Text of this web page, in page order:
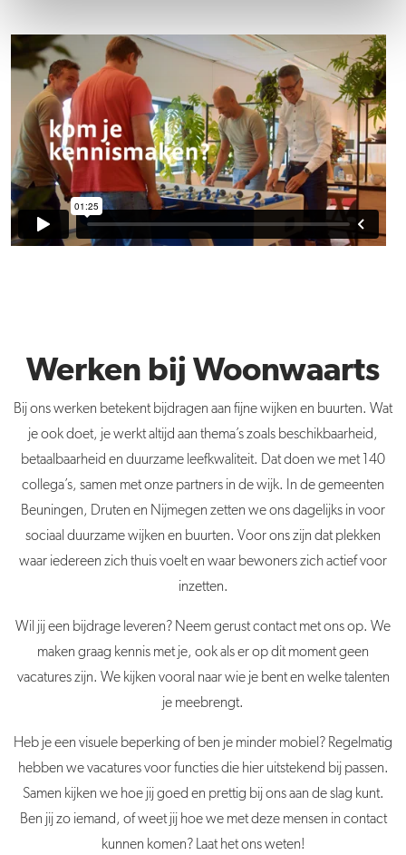
Werken bij Woonwaarts
Bij ons werken betekent bijdragen aan fijne wijken en buurten. Wat
je ook doet, je werkt altijd aan thema’s zoals beschikbaarheid,
betaalbaarheid en duurzame leefkwaliteit. Dat doen we met 140
collega’s, samen met onze partners in de wijk. In de gemeenten
Beuningen, Druten en Nijmegen zetten we ons dagelijks in voor
sociaal duurzame wijken en buurten. Voor ons zijn dat plekken
waar iedereen zich thuis voelt en waar bewoners zich actief voor
inzetten.
Wil jij een bijdrage leveren? Neem gerust contact met ons op. We
maken graag kennis met je, ook als er op dit moment geen
vacatures zijn. We kijken vooral naar wie je bent en welke talenten
je meebrengt.
Heb je een visuele beperking of ben je minder mobiel? Regelmatig
hebben we vacatures voor functies die hier uitstekend bij passen.
Samen kijken we hoe jij goed en prettig bij ons aan de slag kunt.
Ben jij zo iemand, of weet jij hoe we met deze mensen in contact
kunnen komen? Laat het ons weten!